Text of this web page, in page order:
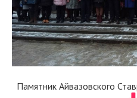
Памятник Айвазовского